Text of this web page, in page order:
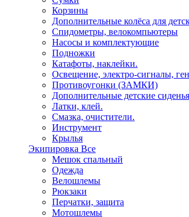
Корзины
Дополнительные колёса для
Спидометры, велокомпьютеры
Насосы и комплектующие
Подножки
Катафоты, наклейки.
Освещение, электро-сигналы,
Противоугонки (ЗАМКИ)
Дополнительные детские сиденья
Латки, клей.
Смазка, очистители.
Инструмент
Крылья
Экипировка Все
Мешок спальный
Одежда
Велошлемы
Рюкзаки
Перчатки, защита
Мотошлемы